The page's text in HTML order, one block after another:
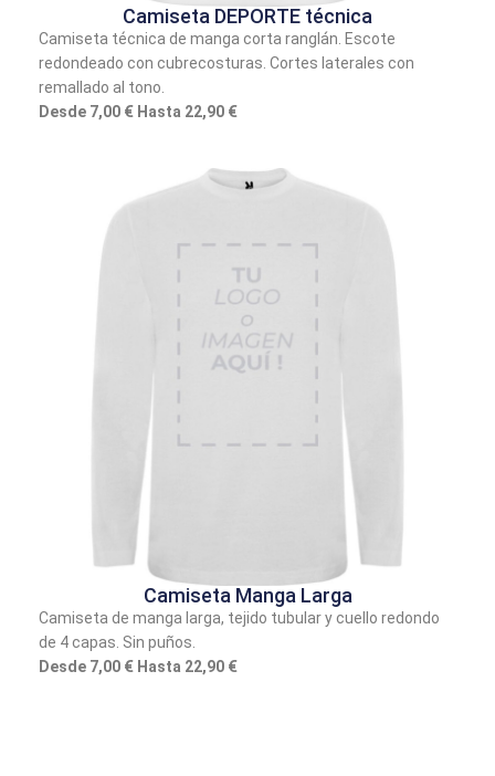
Camiseta DEPORTE técnica
Camiseta técnica de manga corta ranglán. Escote
redondeado con cubrecosturas. Cortes laterales con
remallado al tono.
Desde 7,00 € Hasta 22,90 €
Camiseta Manga Larga
Camiseta de manga larga, tejido tubular y cuello redondo
de 4 capas. Sin puños.
Desde 7,00 € Hasta 22,90 €